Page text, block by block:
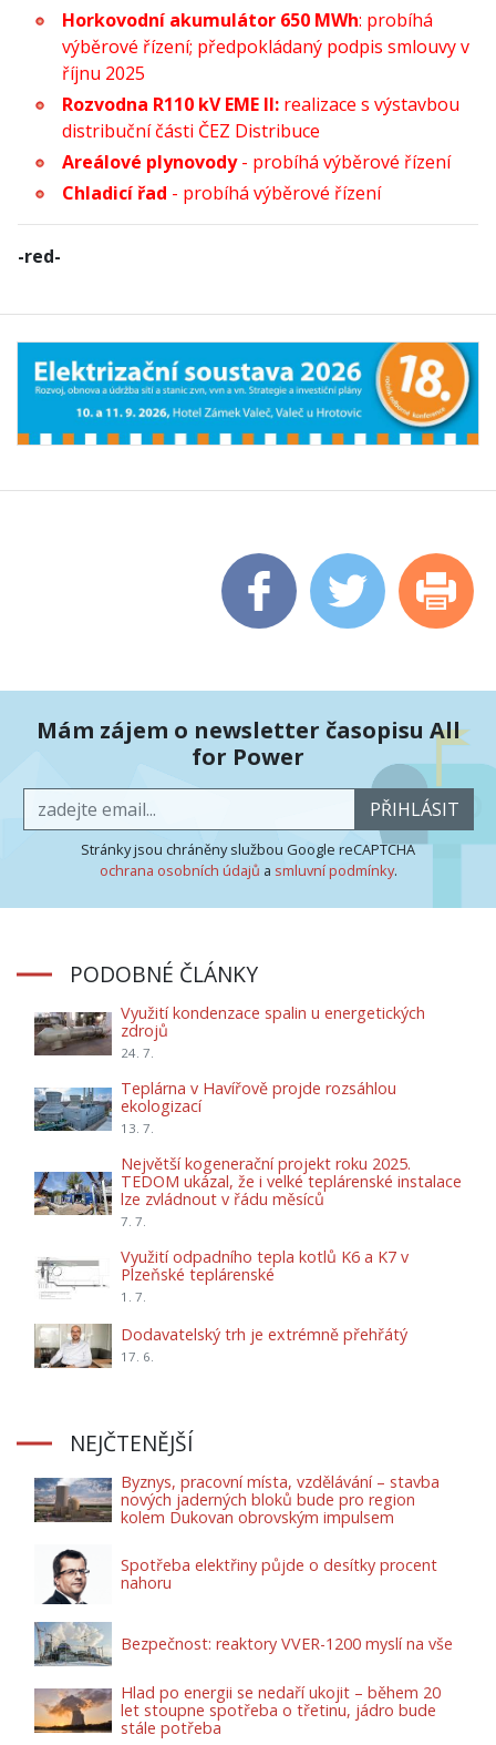
Horkovodní akumulátor 650 MWh: probíhá
výběrové řízení; předpokládaný podpis smlouvy v
říjnu 2025
Rozvodna R110 kV EME II: realizace s výstavbou
distribuční části ČEZ Distribuce
Areálové plynovody- probíhá výběrové řízení
Chladicí řad - probíhá výběrové řízení
-red-
Mám zájem o newsletter časopisu All
for Power
PŘIHLÁSIT
Stránky jsou chráněny službou Google reCAPTCHA
ochrana osobních údajů a smluvní podmínky.
PODOBNÉ ČLÁNKY
Využití kondenzace spalin u energetických
zdrojů
24. 7.
Teplárna v Havířově projde rozsáhlou
ekologizací
13. 7.
Největší kogenerační projekt roku 2025.
TEDOM ukázal, že i velké teplárenské instalace
lze zvládnout v řádu měsíců
7. 7.
Využití odpadního tepla kotlů K6 a K7 v
Plzeňské teplárenské
1. 7.
Dodavatelský trh je extrémně přehřátý
17. 6.
NEJČTENĚJŠÍ
Byznys, pracovní místa, vzdělávání – stavba
nových jaderných bloků bude pro region
kolem Dukovan obrovským impulsem
Spotřeba elektřiny půjde o desítky procent
nahoru
Bezpečnost: reaktory VVER-1200 myslí na vše
Hlad po energii se nedaří ukojit – během 20
let stoupne spotřeba o třetinu, jádro bude
stále potřeba